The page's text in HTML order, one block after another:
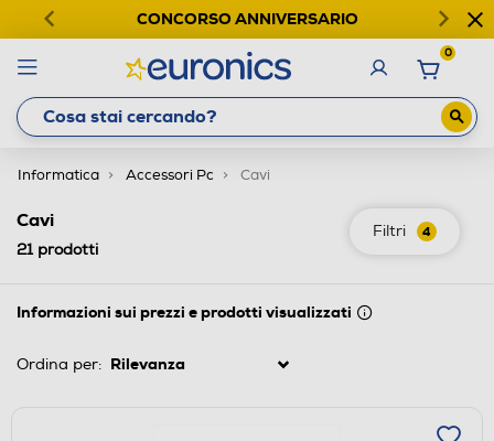
CONCORSO ANNIVERSARIO
0
Informatica Accessori Pc Cavi
Filtri 4
Cavi
21prodotti
Informazioni sui prezzi e prodotti visualizzati
Ordina per: